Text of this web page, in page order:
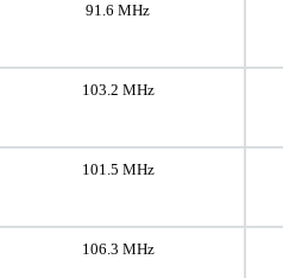
91.6 MHz
103.2 MHz
101.5 MHz
106.3 MHz